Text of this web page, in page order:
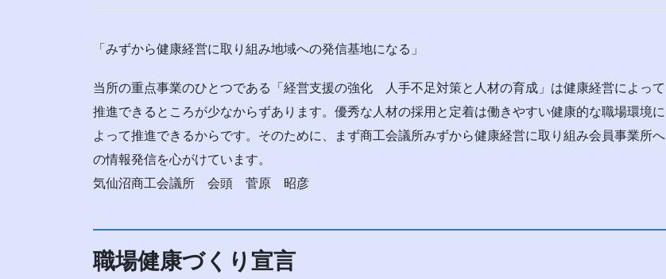
「みずから健康経営に取り組み地域への発信基地になる」
当所の重点事業のひとつである「経営支援の強化 人手不足対策と人材の育成」は健康経営によって
推進できるところが少なからずあります。優秀な人材の採用と定着は働きやすい健康的な職場環境に
よって推進できるからです。そのために、まず商工会議所みずから健康経営に取り組み会員事業所へ
の情報発信を心がけています。
気仙沼商工会議所 会頭 菅原 昭彦
職場健康づくり宣言